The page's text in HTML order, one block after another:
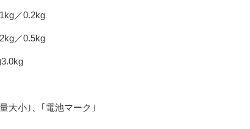
／0.2kg
／0.5kg
大小｣、｢電池マーク｣